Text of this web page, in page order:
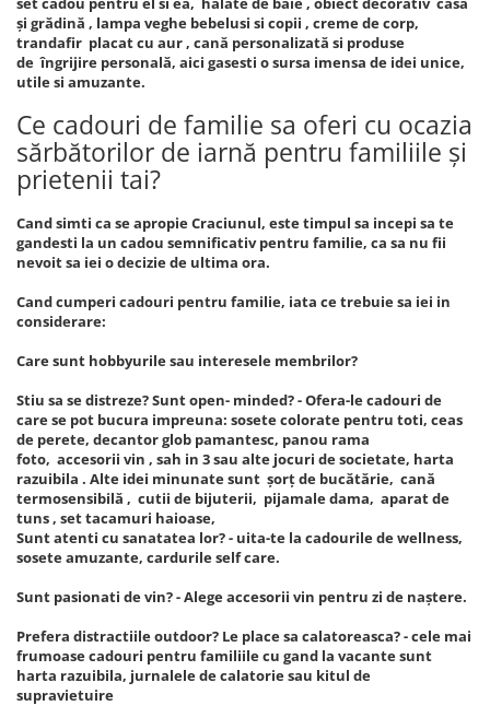
și grădină , lampa veghe bebelusi si copii , creme de corp,
trandafir placat cu aur , cană personalizată si produse
de îngrijire personală, aici gasesti o sursa imensa de idei unice,
utile si amuzante.
Ce cadouri de familie sa oferi cu ocazia
sărbătorilor de iarnă pentru familiile și
prietenii tai?
Cand simti ca se apropie Craciunul, este timpul sa incepi sa te
gandesti la un cadou semnificativ pentru familie, ca sa nu fii
nevoit sa iei o decizie de ultima ora.
Cand cumperi cadouri pentru familie, iata ce trebuie sa iei in
considerare:
Care sunt hobbyurile sau interesele membrilor?
Stiu sa se distreze? Sunt open- minded? - Ofera-le cadouri de
care se pot bucura impreuna: sosete colorate pentru toti, ceas
de perete, decantor glob pamantesc, panou rama
foto, accesorii vin , sah in 3 sau alte jocuri de societate, harta
razuibila . Alte idei minunate sunt șorț de bucătărie, cană
termosensibilă , cutii de bijuterii, pijamale dama, aparat de
tuns , set tacamuri haioase,
Sunt atenti cu sanatatea lor? - uita-te la cadourile de wellness,
sosete amuzante, cardurile self care.
Sunt pasionati de vin? - Alege accesorii vin pentru zi de naștere.
Prefera distractiile outdoor? Le place sa calatoreasca? - cele mai
frumoase cadouri pentru familiile cu gand la vacante sunt
harta razuibila, jurnalele de calatorie sau kitul de
supravietuire